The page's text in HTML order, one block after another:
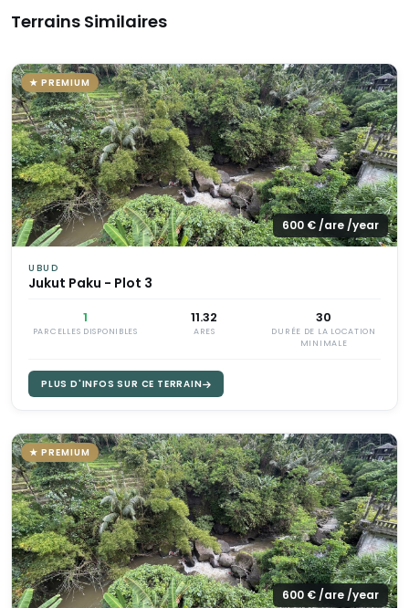
Terrains Similaires
★ PREMIUM
600 € /are /year
UBUD
Jukut Paku - Plot 3
1
PARCELLES DISPONIBLES
11.32
ARES
30
DURÉE DE LA LOCATION
MINIMALE
PLUS D'INFOS SUR CE TERRAIN
★ PREMIUM
600 € /are /year